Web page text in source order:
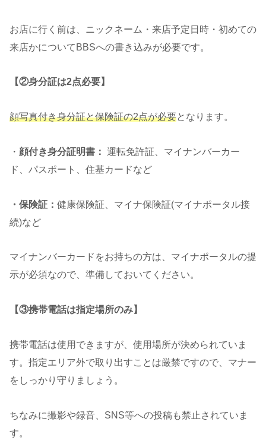
お店に行く前は、ニックネーム・来店予定日時・初めての
来店かについてBBSへの書き込みが必要です。
【②身分証は2点必要】
顔写真付き身分証と保険証の2点が必要となります。
・ 顔付き身分証明書： 運転免許証、マイナンバーカー
ド、パスポート、住基カードなど
・保険証： 健康保険証、マイナ保険証(マイナポータル接
続)など
マイナンバーカードをお持ちの方は、マイナポータルの提
示が必須なので、準備しておいてください。
【③携帯電話は指定場所のみ】
携帯電話は使用できますが、使用場所が決められていま
す。指定エリア外で取り出すことは厳禁ですので、マナー
をしっかり守りましょう。
ちなみに撮影や録音、SNS等への投稿も禁止されていま
す。